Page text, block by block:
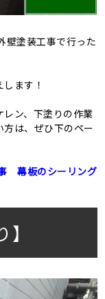
壁塗装工事で行った
ます！
ン、下塗りの作業
は、ぜひ下のペー
幕板のシーリング